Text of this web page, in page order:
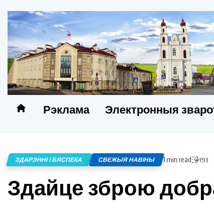
Рэклама Электронныя
ЗДАРЭННІ І БЯСПЕКА СВЕЖЫЯ НАВІНЫ 1 min read 193
Здайце зброю